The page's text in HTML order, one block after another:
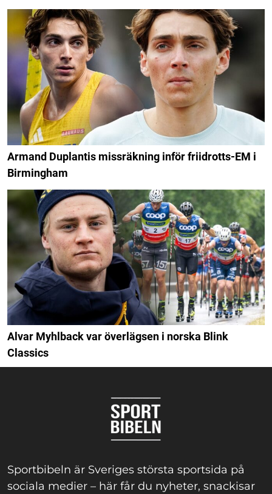
Armand Duplantis missräkning inför friidrotts-EM i
Birmingham
Alvar Myhlback var överlägsen i norska Blink
Classics
Sportbibeln är Sveriges största sportsida på
sociala medier – här får du nyheter, snackisar